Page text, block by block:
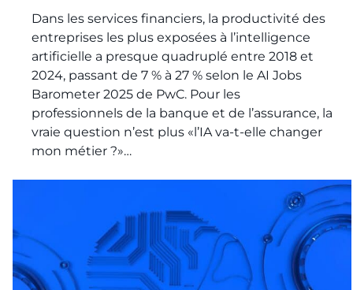
Dans les services financiers, la productivité des
entreprises les plus exposées à l’intelligence
artificielle a presque quadruplé entre 2018 et
2024, passant de 7 % à 27 % selon le AI Jobs
Barometer 2025 de PwC. Pour les
professionnels de la banque et de l’assurance, la
vraie question n’est plus «l’IA va-t-elle changer
mon métier ?»…